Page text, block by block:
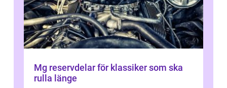
Mg reservdelar för klassiker som ska
rulla länge